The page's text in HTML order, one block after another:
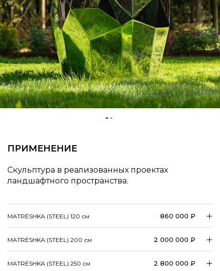
ПРИМЕНЕНИЕ
Скульптура в реализованных проектах
ландшафтного пространства.
MATRЁSHKA (STEEL) 120 см 860 000 ₽
MATRЁSHKA (STEEL) 200 см 2 000 000 ₽
MATRЁSHKA (STEEL) 250 см 2 800 000 ₽